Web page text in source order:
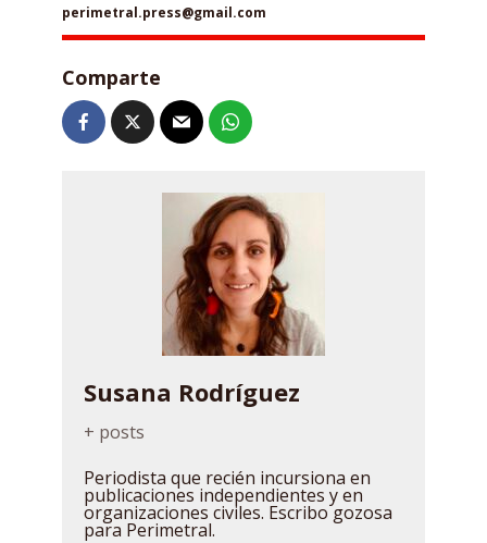
perimetral.press@gmail.com
Comparte
Susana Rodríguez
+ posts
Periodista que recién incursiona en
publicaciones independientes y en
organizaciones civiles. Escribo gozosa
para Perimetral.